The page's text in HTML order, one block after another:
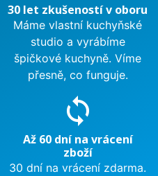
30 let zkušeností v oboru
Máme vlastní kuchyňské
studio a vyrábíme
špičkové kuchyně. Víme
přesně, co funguje.
sync
Až 60 dní na vrácení
zboží
30 dní na vrácení zdarma.